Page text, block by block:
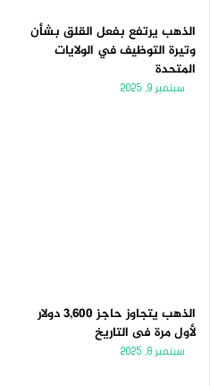
الذهب يرتفع بفعل القلق بشأن
وتيرة التوظيف في الولايات
المتحدة
سبتمبر 9, 2025
الذهب يتجاوز حاجز 3,600 دولار
لأول مرة فى التاريخ
سبتمبر 8, 2025